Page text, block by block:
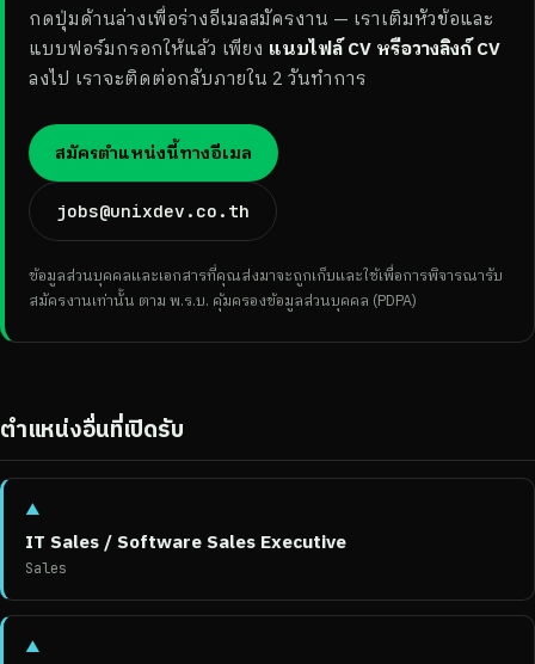
กดปุ่มด้านล่างเพื่อร่างอีเมลสมัครงาน — เราเติมหัวข้อและ
แบบฟอร์มกรอกให้แล้ว เพียง แนบไฟล์ CV หรือวางลิงก์ CV
ลงไป เราจะติดต่อกลับภายใน 2 วันทำการ
สมัครตำแหน่งนี้ทางอีเมล
jobs@unixdev.co.th
ข้อมูลส่วนบุคคลและเอกสารที่คุณส่งมาจะถูกเก็บและใช้เพื่อการพิจารณารับ
สมัครงานเท่านั้น ตาม พ.ร.บ. คุ้มครองข้อมูลส่วนบุคคล (PDPA)
ตำแหน่งอื่นที่เปิดรับ
▲
IT Sales / Software Sales Executive
Sales
▲